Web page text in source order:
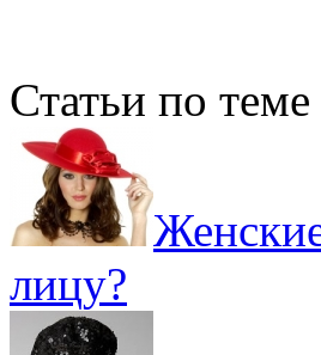
Статьи по теме
лицу?